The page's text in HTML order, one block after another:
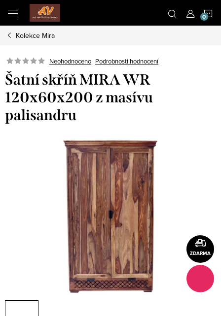
obsah
Kolekce Mira
Neohodnoceno Podrobnosti hodnocení
Šatní skříň MIRA WR
120x60x200 z masívu
palisandru
ZDARMA